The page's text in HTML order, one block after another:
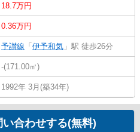
18.7万円
0.36万円
予讃線 「 伊予和気 」駅 徒歩26分
-(171.00㎡)
1992年 3月(築34年)
合わせする(無料)